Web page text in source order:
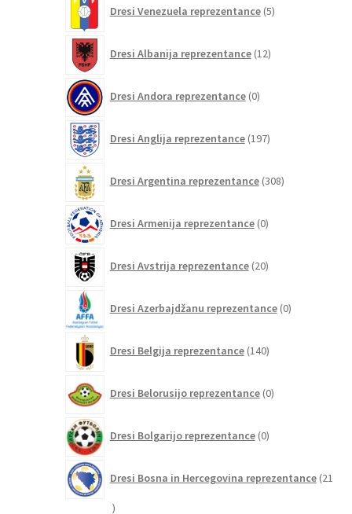
Dresi Venezuela reprezentance 5izdelkov
Dresi Albanija reprezentance 12izdelkov
Dresi Andora reprezentance 0izdelkov
Dresi Anglija reprezentance 197izdelkov
Dresi Argentina reprezentance 308izdelkov
Dresi Armenija reprezentance 0izdelkov
Dresi Avstrija reprezentance 20izdelkov
Dresi Azerbajdžanu reprezentance 0izdelkov
Dresi Belgija reprezentance 140izdelkov
Dresi Belorusijo reprezentance 0izdelkov
Dresi Bolgarijo reprezentance 0izdelkov
Dresi Bosna in Hercegovina reprezentance 21
21